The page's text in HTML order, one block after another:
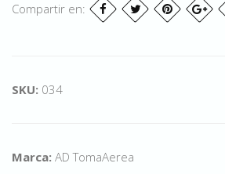
Compartir en:
SKU: 034
Marca: AD TomaAerea